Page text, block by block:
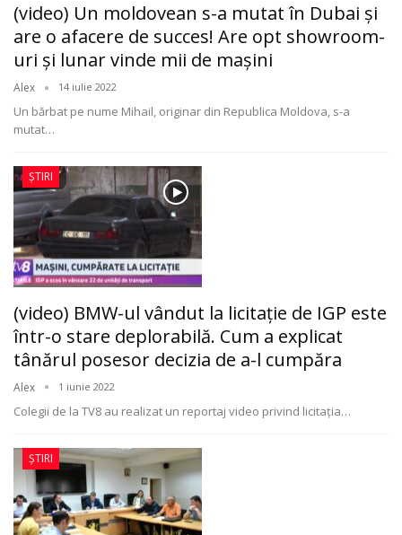
(video) Un moldovean s-a mutat în Dubai şi
are o afacere de succes! Are opt showroom-
uri şi lunar vinde mii de maşini
Alex 14 iulie 2022
Un bărbat pe nume Mihail, originar din Republica Moldova, s-a
mutat…
ȘTIRI
(video) BMW-ul vândut la licitaţie de IGP este
într-o stare deplorabilă. Cum a explicat
tânărul posesor decizia de a-l cumpăra
Alex 1 iunie 2022
Colegii de la TV8 au realizat un reportaj video privind licitaţia…
ȘTIRI